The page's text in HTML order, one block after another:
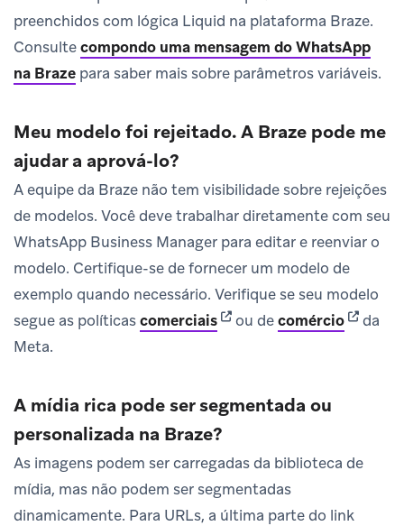
preenchidos com lógica Liquid na plataforma Braze.
Consultecompondo uma mensagem do WhatsApp
na Braze para saber mais sobre parâmetros variáveis.
Meu modelo foi rejeitado. A Braze pode me
ajudar a aprová-lo?
A equipe da Braze não tem visibilidade sobre rejeições
de modelos. Você deve trabalhar diretamente com seu
WhatsApp Business Manager para editar e reenviar o
modelo. Certifique-se de fornecer um modelo de
exemplo quando necessário. Verifique se seu modelo
segue as políticascomerciais(opens in new tab)
ou decomércio(opens
da
Meta.
A mídia rica pode ser segmentada ou
personalizada na Braze?
As imagens podem ser carregadas da biblioteca de
mídia, mas não podem ser segmentadas
dinamicamente. Para URLs, a última parte do link